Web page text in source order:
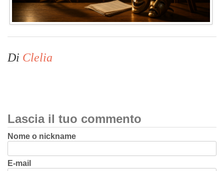
Di Clelia
Lascia il tuo commento
Nome o nickname
E-mail